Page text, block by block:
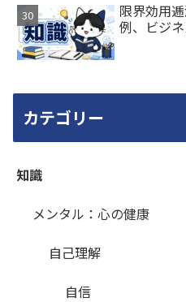
限界効用
例、ビジ
カテゴリー
知識
メンタル：心の健康
自己理解
自信